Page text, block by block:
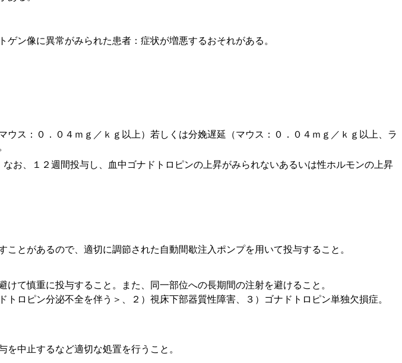
ン像に異常がみられた患者：症状が増悪するおそれがある。
ス：０．０４ｍｇ／ｋｇ以上）若しくは分娩遅延（マウス：０．０４ｍｇ／ｋｇ以上、ラ
て慎重に投与すること。また、同一部位への長期間の注射を避けること。
お、１２週間投与し、血中ゴナドトロピンの上昇がみられないあるいは性ホルモンの上昇
とがあるので、適切に調節された自動間歇注入ポンプを用いて投与すること。
ロピン分泌不全を伴う＞、２）視床下部器質性障害、３）ゴナドトロピン単独欠損症。
中止するなど適切な処置を行うこと。